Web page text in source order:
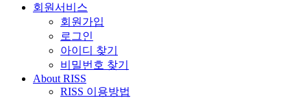
회원서비스
회원가입
로그인
아이디 찾기
비밀번호 찾기
About RISS
RISS 이용방법